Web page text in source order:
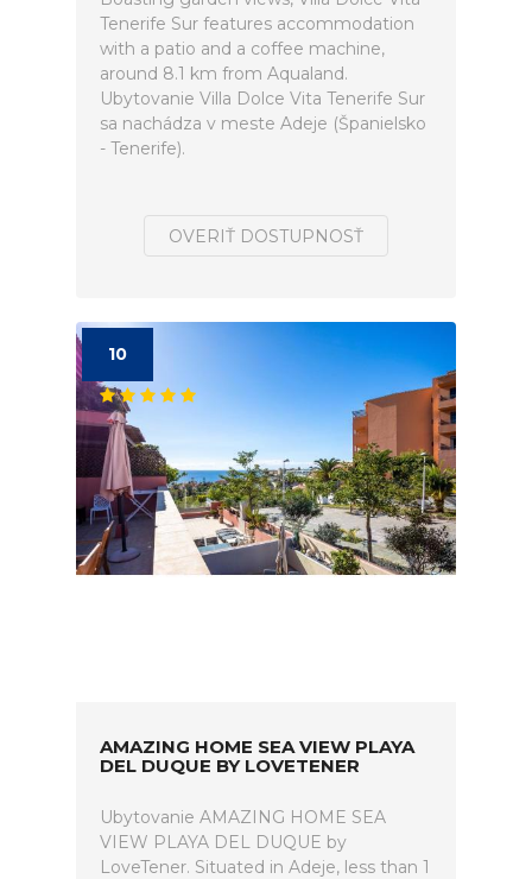
Tenerife Sur features accommodation
with a patio and a coffee machine,
around 8.1 km from Aqualand.
Ubytovanie Villa Dolce Vita Tenerife Sur
sa nachádza v meste Adeje (Španielsko
- Tenerife).
OVERIŤ DOSTUPNOSŤ
10
AMAZING HOME SEA VIEW PLAYA
DEL DUQUE BY LOVETENER
Ubytovanie AMAZING HOME SEA
VIEW PLAYA DEL DUQUE by
LoveTener. Situated in Adeje, less than 1